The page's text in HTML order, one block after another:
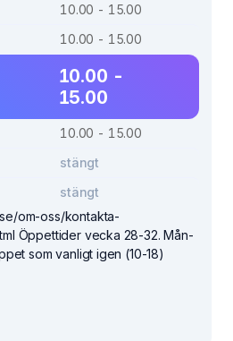
10.00 - 15.00
10.00 - 15.00
10.00 -
15.00
10.00 - 15.00
stängt
stängt
om-oss/kontakta-
Öppettider vecka 28-32. Mån-
som vanligt igen (10-18)